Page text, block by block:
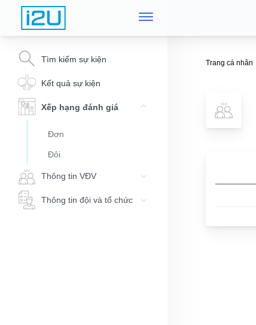
Tìm kiếm sự kiện
Kết quả sự kiện
Xếp hạng đánh giá
Đơn
Đôi
Thông tin VĐV
Thông tin đội và tổ chức
Trang cá nhân